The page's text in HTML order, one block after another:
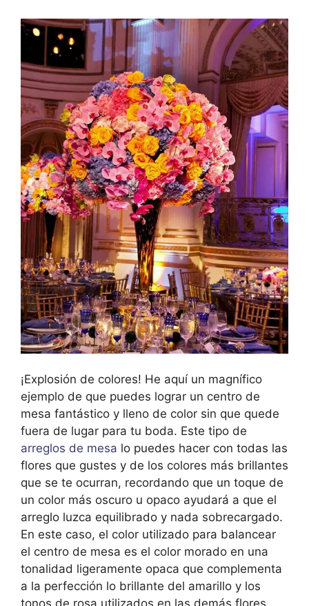
¡Explosión de colores! He aquí un magnífico
ejemplo de que puedes lograr un centro de
mesa fantástico y lleno de color sin que quede
fuera de lugar para tu boda. Este tipo de
arreglos de mesa lo puedes hacer con todas las
flores que gustes y de los colores más brillantes
que se te ocurran, recordando que un toque de
un color más oscuro u opaco ayudará a que el
arreglo luzca equilibrado y nada sobrecargado.
En este caso, el color utilizado para balancear
el centro de mesa es el color morado en una
tonalidad ligeramente opaca que complementa
a la perfección lo brillante del amarillo y los